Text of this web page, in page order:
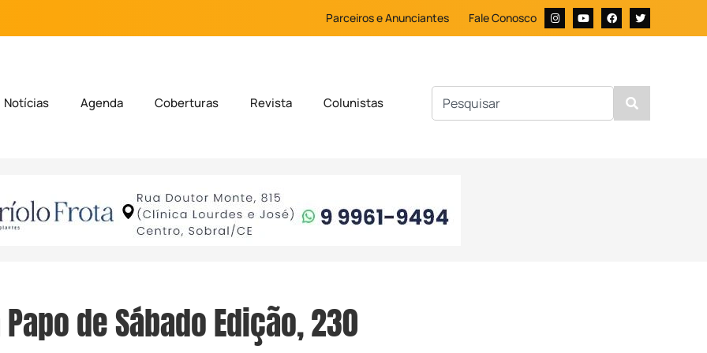
Parceiros e Anunciantes Fale Conosco
Notícias Agenda Coberturas Revista Colunistas
de Sábado Edição, 230